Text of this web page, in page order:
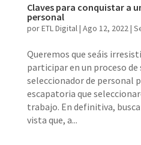
Claves para conquistar a
personal
porETL Digital | Ago 12, 2022 |
Queremos que seáis
participar en un proceso
seleccionador de personal
escapatoria que
trabajo. En definitiva,
vista que, a...